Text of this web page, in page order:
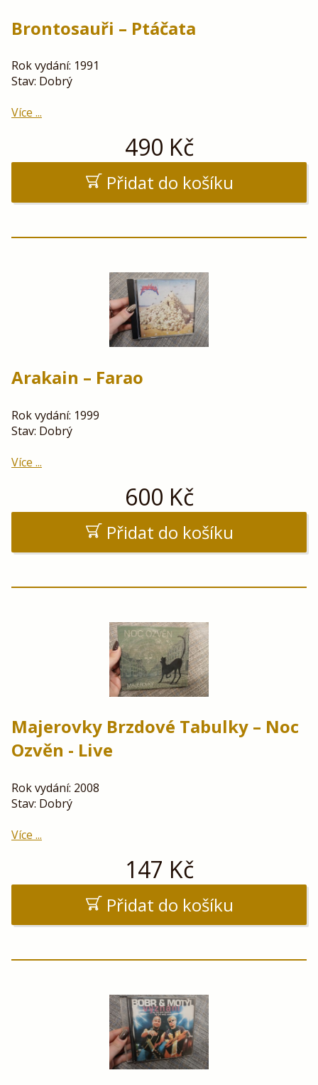
Brontosauři – Ptáčata
Rok vydání: 1991
Stav: Dobrý
Více ...
490 Kč
Přidat do košíku
Arakain – Farao
Rok vydání: 1999
Stav: Dobrý
Více ...
600 Kč
Přidat do košíku
Majerovky Brzdové Tabulky – Noc
Ozvěn - Live
Rok vydání: 2008
Stav: Dobrý
Více ...
147 Kč
Přidat do košíku